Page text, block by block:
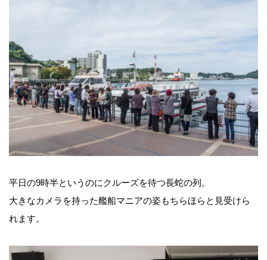
平日の9時半というのにクルーズを待つ長蛇の列。
大きなカメラを持った艦船マニアの姿もちらほらと見受けら
れます。